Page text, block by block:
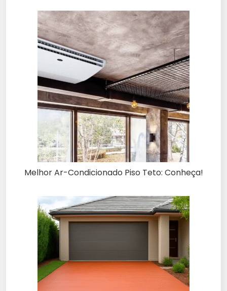
Melhor Ar-Condicionado Piso Teto: Conheça!